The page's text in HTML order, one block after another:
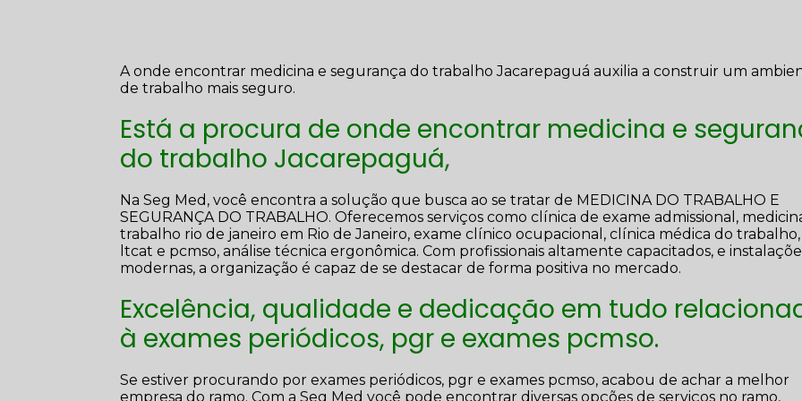
A onde encontrar medicina e segurança do trabalho Jacarepaguá auxilia a construir um
de trabalho mais seguro.
Está a procura de onde encontrar medicina e
do trabalho Jacarepaguá,
Na Seg Med, você encontra a solução que busca ao se tratar de MEDICINA DO TRABALHO E
SEGURANÇA DO TRABALHO. Oferecemos serviços como clínica de exame admissional,
trabalho rio de janeiro em Rio de Janeiro, exame clínico ocupacional, clínica médica do trabalho,
ltcat e pcmso, análise técnica ergonômica. Com profissionais altamente capacitados, e
modernas, a organização é capaz de se destacar de forma positiva no mercado.
Excelência, qualidade e dedicação em tudo
à exames periódicos, pgr e exames pcmso.
Se estiver procurando por exames periódicos, pgr e exames pcmso, acabou de achar a melhor
empresa do ramo. Com a Seg Med você pode encontrar diversas opções de serviços no ramo,